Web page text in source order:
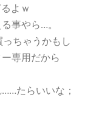
よｗ
事やら…。
ちゃうかもし
専用だから
たらいいな；